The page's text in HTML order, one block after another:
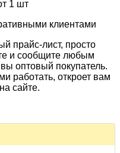
1 шт
клиентами
прайс-лист, просто
и сообщите любым
оптовый покупатель.
работать, откроет вам
сайте.